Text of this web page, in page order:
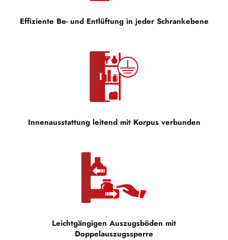
Effiziente Be- und Entlüftung in jeder Schrankebene
Innenausstattung leitend mit Korpus verbunden
Leichtgängigen Auszugsböden mit
Doppelauszugssperre